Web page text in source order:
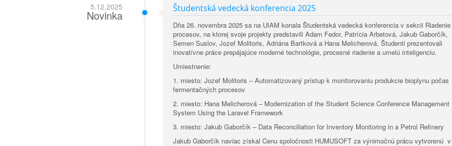
5.12.2025
Novinka Študentská vedecká konferencia 2025
Dňa 26. novembra 2025 sa na UIAM konala Študentská vedecká konferencia v sekcii Riadenie
procesov, na ktorej svoje projekty predstavili Adam Fedor, Patrícia Arbetová, Jakub Gaborčík,
Semen Suslov, Jozef Molitoris, Adriána Bartková a Hana Melicherová. Študenti prezentovali
inovatívne práce prepájajúce moderné technológie, procesné riadenie a umelú inteligenciu.
Umiestnenie:
1. miesto: Jozef Molitoris – Automatizovaný prístup k monitorovaniu produkcie bioplynu počas
fermentačných procesov
2. miesto: Hana Melicherová – Modernization of the Student Science Conference Management
System Using the Laravel Framework
3. miesto: Jakub Gaborčík – Data Reconciliation for Inventory Monitoring in a Petrol Refinery
Jakub Gaborčík naviac získal Cenu spoločnosti HUMUSOFT za výnimočnú prácu vytvorenú v